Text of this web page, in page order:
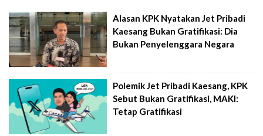
Alasan KPK Nyatakan Jet Pribadi
Kaesang Bukan Gratifikasi: Dia
Bukan Penyelenggara Negara
Polemik Jet Pribadi Kaesang, KPK
Sebut Bukan Gratifikasi, MAKI:
Tetap Gratifikasi